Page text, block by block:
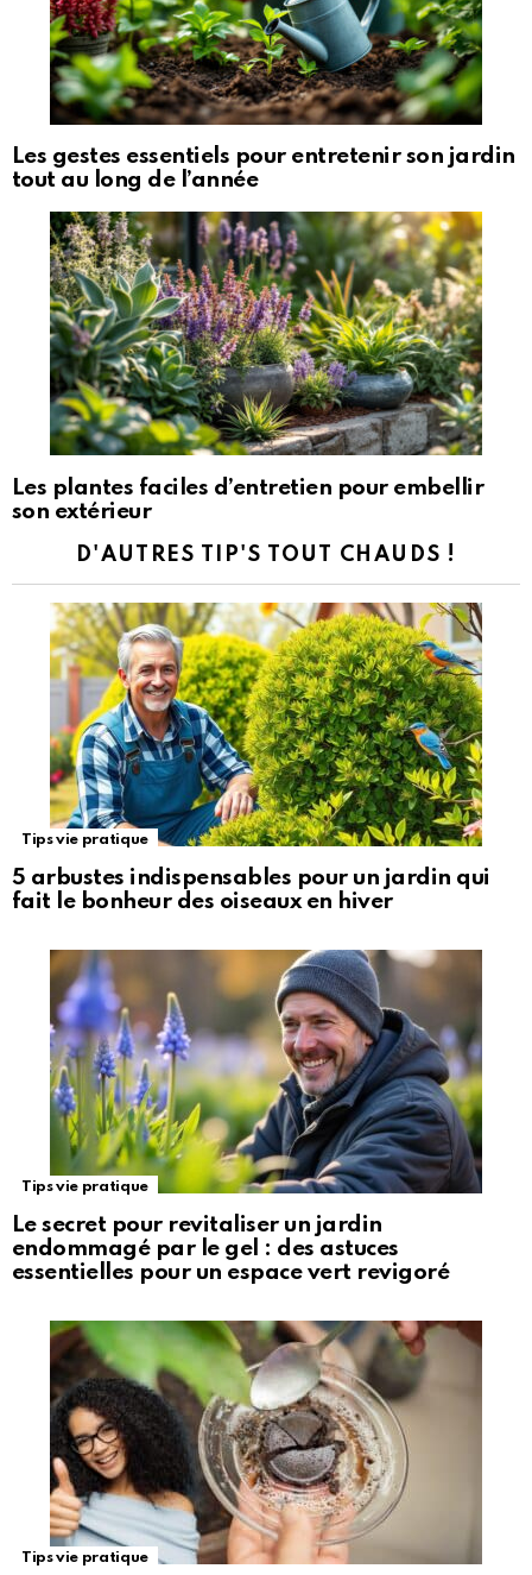
Les gestes essentiels pour entretenir son jardin
tout au long de l’année
Les plantes faciles d’entretien pour embellir
son extérieur
D'AUTRES TIP'S TOUT CHAUDS !
Tips vie pratique
5 arbustes indispensables pour un jardin qui
fait le bonheur des oiseaux en hiver
Tips vie pratique
Le secret pour revitaliser un jardin
endommagé par le gel : des astuces
essentielles pour un espace vert revigoré
Tips vie pratique